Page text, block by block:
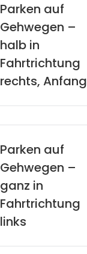
Parken auf
Gehwegen –
halb in
Fahrtrichtung
rechts, Anfang
Parken auf
Gehwegen –
ganz in
Fahrtrichtung
links